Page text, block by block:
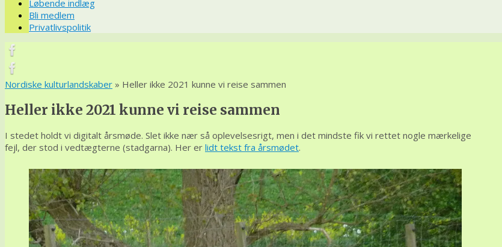
Løbende indlæg
Bli medlem
Privatlivspolitik
Nordiske kulturlandskaber » Heller ikke 2021 kunne vi reise sammen
Heller ikke 2021 kunne vi reise sammen
I stedet holdt vi digitalt årsmøde. Slet ikke nær så oplevelsesrigt, men i det mindste fik vi rettet nogle mærkelige
fejl, der stod i vedtægterne (stadgarna). Her er lidt tekst fra årsmødet.